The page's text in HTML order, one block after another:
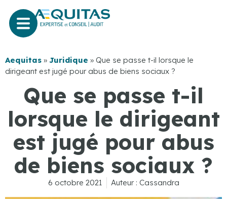
Aequitas » Juridique » Que se passe t-il lorsque le
dirigeant est jugé pour abus de biens sociaux ?
Que se passe t-il
lorsque le dirigeant
est jugé pour abus
de biens sociaux ?
6 octobre 2021 Auteur : Cassandra